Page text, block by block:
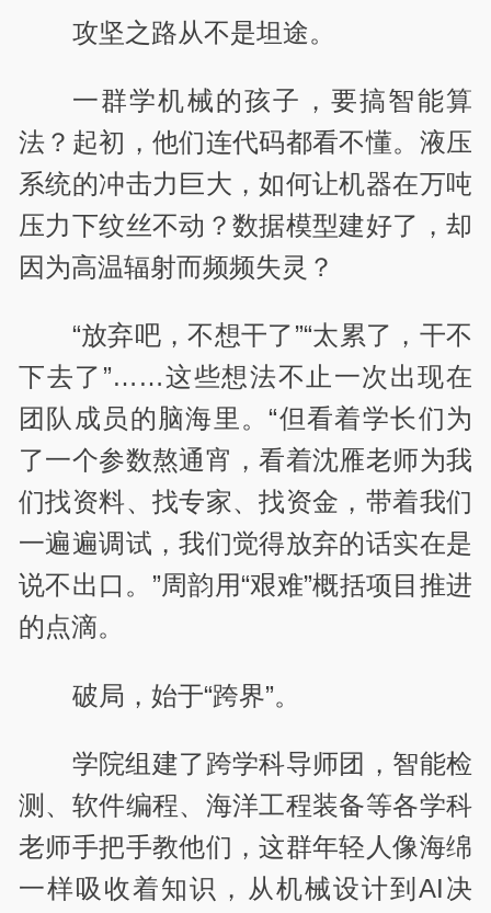
攻坚之路从不是坦途。
一群学机械的孩子，要搞智能算
法？起初，他们连代码都看不懂。液压
系统的冲击力巨大，如何让机器在万吨
压力下纹丝不动？数据模型建好了，却
因为高温辐射而频频失灵？
“放弃吧，不想干了”“太累了，干不
下去了”……这些想法不止一次出现在
团队成员的脑海里。“但看着学长们为
了一个参数熬通宵，看着沈雁老师为我
们找资料、找专家、找资金，带着我们
一遍遍调试，我们觉得放弃的话实在是
说不出口。”周韵用“艰难”概括项目推进
的点滴。
破局，始于“跨界”。
学院组建了跨学科导师团，智能检
测、软件编程、海洋工程装备等各学科
老师手把手教他们，这群年轻人像海绵
一样吸收着知识，从机械设计到 AI决